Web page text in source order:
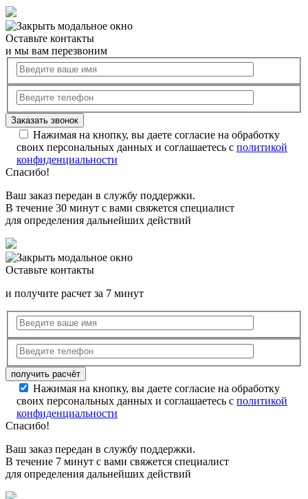
Оставьте контакты
и мы вам перезвоним
Нажимая на кнопку, вы даете согласие на обработку
своих персональных данных и соглашаетесь с политикой
конфиденциальности
Спасибо!
Ваш заказ передан в службу поддержки.
В течение 30 минут с вами свяжется специалист
для определения дальнейших действий
Оставьте контакты
и получите расчет за 7 минут
Нажимая на кнопку, вы даете согласие на обработку
своих персональных данных и соглашаетесь с политикой
конфиденциальности
Спасибо!
Ваш заказ передан в службу поддержки.
В течение 7 минут с вами свяжется специалист
для определения дальнейших действий